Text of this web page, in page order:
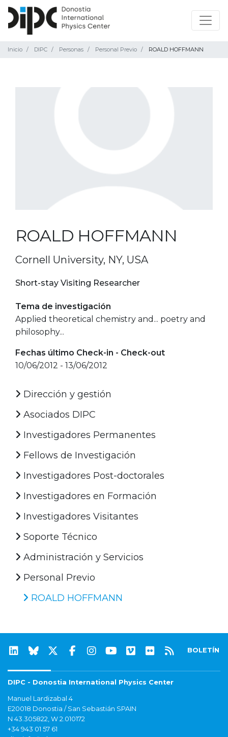
Inicio DIPC Personas Personal Previo ROALD HOFFMANN
ROALD HOFFMANN
Cornell University, NY, USA
Short-stay Visiting Researcher
Tema de investigación
Applied theoretical chemistry and... poetry and
philosophy...
Fechas último Check-in - Check-out
10/06/2012 - 13/06/2012
Dirección y gestión
Asociados DIPC
Investigadores Permanentes
Fellows de Investigación
Investigadores Post-doctorales
Investigadores en Formación
Investigadores Visitantes
Soporte Técnico
Administración y Servicios
Personal Previo
ROALD HOFFMANN
BOLETÍN
DIPC - Donostia International Physics Center
Manuel Lardizabal 4
E20018 Donostia / San Sebastián SPAIN
N 43.305822, W 2.010172
+34 943 01 57 61